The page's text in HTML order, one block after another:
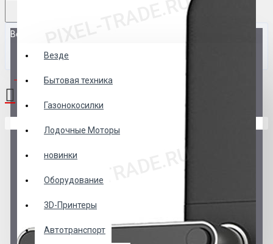
Везде
Везде
Бытовая техника
Газонокосилки
Лодочные Моторы
новинки
Оборудование
3D-Принтеры
Автотранспорт
0 товар(ов) - 0 р.